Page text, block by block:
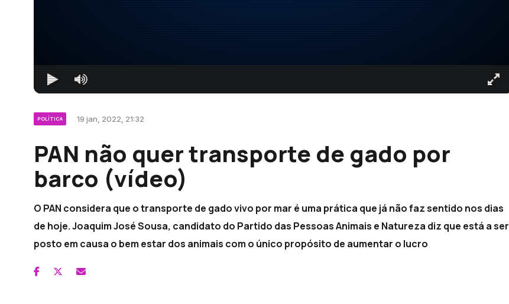
POLÍTICA 19 jan, 2022, 21:32
PAN não quer transporte de gado por
barco (vídeo)
O PAN considera que o transporte de gado vivo por mar é uma prática que já não faz sentido nos dias
de hoje. Joaquim José Sousa, candidato do Partido das Pessoas Animais e Natureza diz que está a ser
posto em causa o bem estar dos animais com o único propósito de aumentar o lucro